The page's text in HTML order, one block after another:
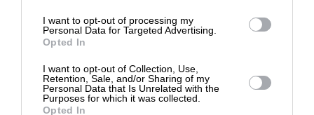
I want to opt-out of processing my
Personal Data for Targeted Advertising.
Opted In
I want to opt-out of Collection, Use,
Retention, Sale, and/or Sharing of my
Personal Data that Is Unrelated with the
Purposes for which it was collected.
Opted In
NEWSLETTER
ΑΡΧΕΙΟ